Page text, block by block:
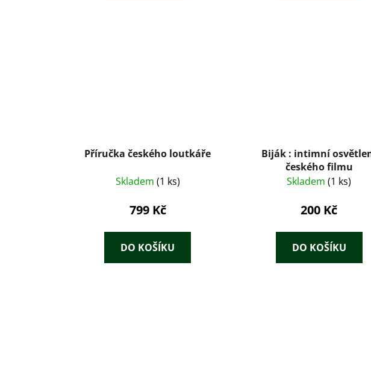
Příručka českého loutkáře
Skladem (1 ks)
799 Kč
DO KOŠÍKU
Biják : intimní
českého filmu
Skladem(1 ks)
200 Kč
DO KOŠÍKU